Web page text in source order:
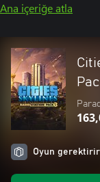
Ana içeriğe atla
Oyun gerektirir